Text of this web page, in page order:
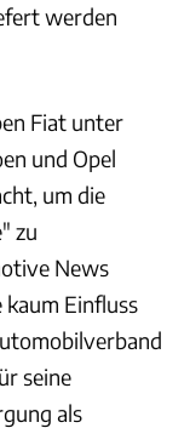
werden
Fiat unter
und Opel
um die
zu
News
kaum Einfluss
seine
als